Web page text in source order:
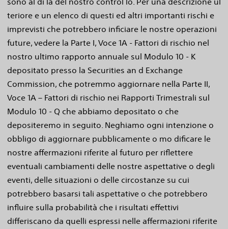
teriore e un elenco di questi ed altri importanti rischi e
imprevisti che potrebbero inficiare le nostre operazioni
future, vedere la Parte I, Voce 1A - Fattori di rischio nel
nostro ultimo rapporto annuale sul Modulo 10 - K
depositato presso la Securities an d Exchange
Commission, che potremmo aggiornare nella Parte II,
Voce 1A – Fattori di rischio nei Rapporti Trimestrali sul
Modulo 10 - Q che abbiamo depositato o che
depositeremo in seguito. Neghiamo ogni intenzione o
obbligo di aggiornare pubblicamente o mo dificare le
nostre affermazioni riferite al futuro per riflettere
eventuali cambiamenti delle nostre aspettative o degli
eventi, delle situazioni o delle circostanze su cui
potrebbero basarsi tali aspettative o che potrebbero
influire sulla probabilità che i risultati effettivi
differiscano da quelli espressi nelle affermazioni riferite